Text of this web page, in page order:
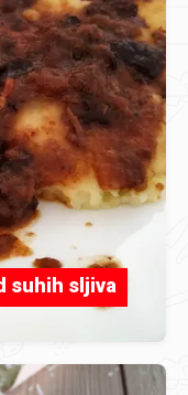
suhih sljiva